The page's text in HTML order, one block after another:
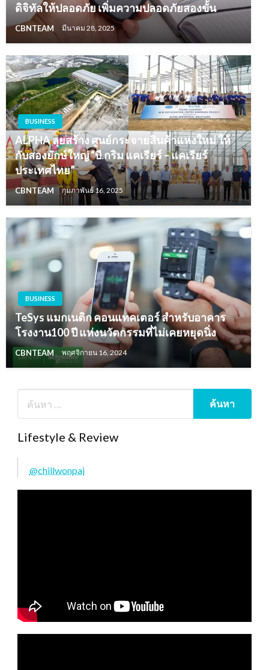
ดิจิทัลให้ปลอดภัย เพิ่มความปลอดภัยสองขั้น
CBNTEAM มีนาคม 28, 2025
BUSINESS
ALPHA ลุยสร้าง ศูนย์กระจายสินค้าแห่งใหม่ ให้
กับสองยักษ์ใหญ่ “บี.กริม แคเรียร์ – แคเรียร์
ประเทศไทย”
CBNTEAM กุมภาพันธ์ 16, 2025
BUSINESS
TeSys แมกเนติก คอนแทคเตอร์ สำหรับอาคาร
โรงงาน100 ปี แห่งนวัตกรรมที่ไม่เคยหยุดนิ่ง
CBNTEAM พฤศจิกายน 16, 2024
Lifestyle & Review
@chillwonpai